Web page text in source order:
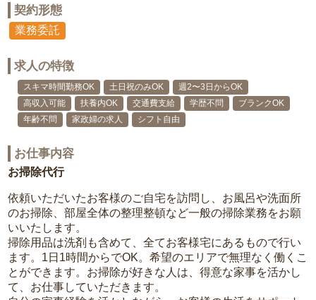
契約形態
業務委託
求人の特徴
スキマ時間勤務OK 土日祝のみOK
週2〜3日からOK
高収入可能
扶養内OK 交通費支給 学歴不問
ブランクOK
年齢不問
家政婦の求人 シフト自由
お仕事内容
お掃除代行
依頼いただいたお客様のご自宅を訪問し、お風呂や洗面所
のお掃除、部屋全体の整理整頓など一般の掃除業務をお願
いいたします。
掃除用品は洗剤も含めて、全てお客様宅にあるもので行い
ます。1日1時間からでOK。希望のエリアで無理なく働くこ
とができます。お掃除が好きな人は、得意な家事を活かし
て、お仕事していただきます。